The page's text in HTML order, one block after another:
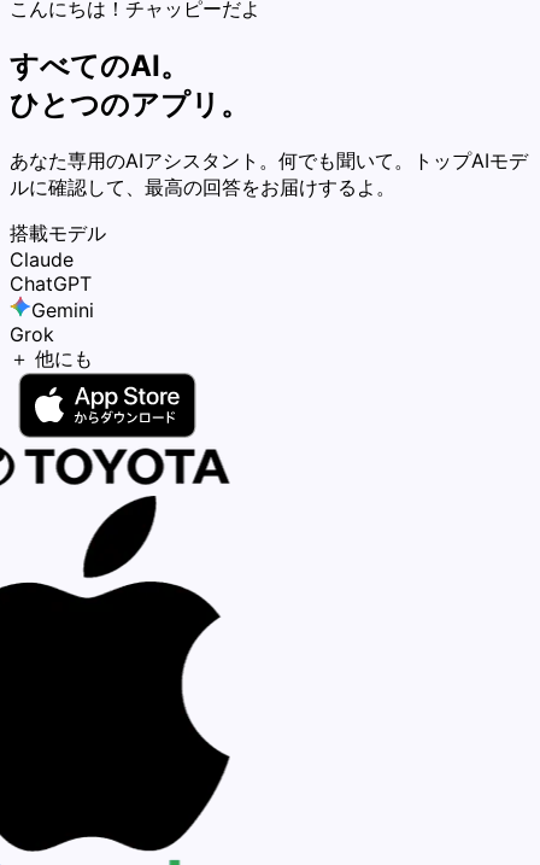
こんにちは！チャッピーだよ
すべてのAI。
ひとつのアプリ。
あなた専用のAIアシスタント。何でも聞いて。トップAIモデ
ルに確認して、最高の回答をお届けするよ。
搭載モデル
Claude
ChatGPT
Gemini
Grok
＋ 他にも